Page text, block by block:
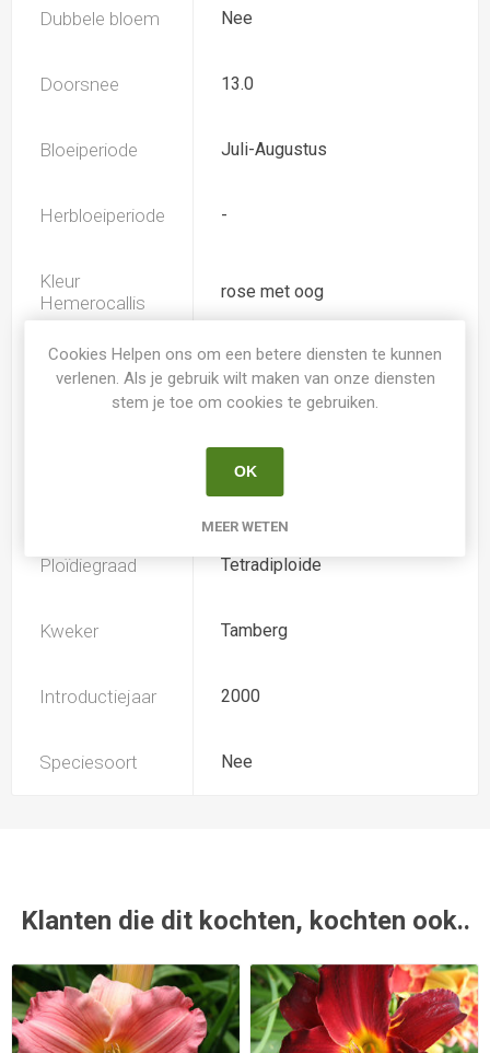
Dubbele bloem Nee
Doorsnee 13.0
Bloeiperiode Juli-Augustus
Herbloeiperiode -
Kleur
Hemerocallis
rose met oog
Spider Nee
Hemerocallis
Ploïdiegraad Tetradiploide
Kweker Tamberg
Introductiejaar 2000
Speciesoort Nee
Klanten die dit kochten, kochten ook..
Cookies Helpen ons om een betere diensten te kunnen
verlenen. Als je gebruik wilt maken van onze diensten
stem je toe om cookies te gebruiken.
OK
MEER WETEN